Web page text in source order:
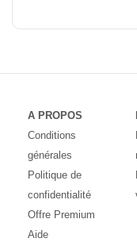
A PROPOS
Conditions
générales
Politique de
confidentialité
Offre Premium
Aide